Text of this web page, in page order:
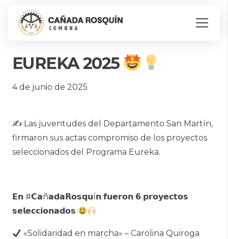
EUREKA 2025
4 de junio de 2025
✍️ Las juventudes del Departamento San Martín,
firmaron sus actas compromiso de los proyectos
seleccionados del Programa Eureka.
𝗘𝗻 #𝗖𝗮ñ𝗮𝗱𝗮𝗥𝗼𝘀𝗾𝘂í𝗻 𝗳𝘂𝗲𝗿𝗼𝗻 𝟲 𝗽𝗿𝗼𝘆𝗲𝗰𝘁𝗼𝘀
𝘀𝗲𝗹𝗲𝗰𝗰𝗶𝗼𝗻𝗮𝗱𝗼𝘀
«Solidaridad en marcha» – Carolina Quiroga